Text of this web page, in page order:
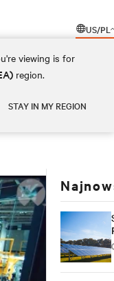
US/PL
viewing is for
region.
STAY IN MY REGION